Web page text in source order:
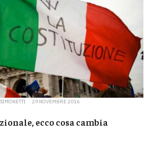
29 NOVEMBRE 2016
ecco cosa cambia